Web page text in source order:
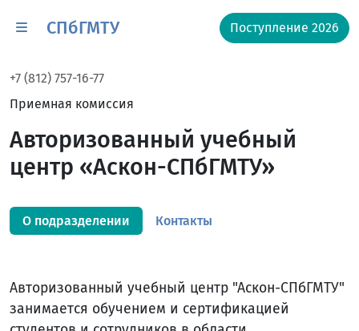
СПбГМТУ Поступление 2026
+7 (812) 757-16-77
Приемная комиссия
Авторизованный учебный
центр «Аскон-СПбГМТУ»
О подразделении Контакты
Авторизованный учебный центр "Аскон-СПбГМТУ"
занимается обучением и сертификацией